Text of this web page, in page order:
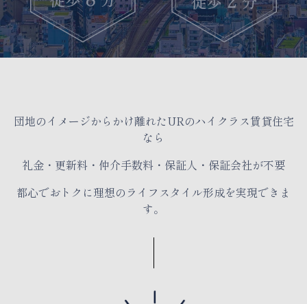
団地のイメージからかけ離れたURのハイクラス賃貸住宅
なら
礼金・更新料・仲介手数料・保証人・保証会社が不要
都心でおトクに理想のライフスタイル形成を実現できま
す。